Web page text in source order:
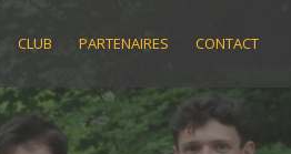
CLUB PARTENAIRES CONTACT